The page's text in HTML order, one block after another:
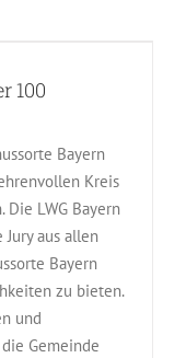
100
Bayern
Kreis
Die LWG Bayern
aus allen
Bayern
zu bieten.
und
Gemeinde